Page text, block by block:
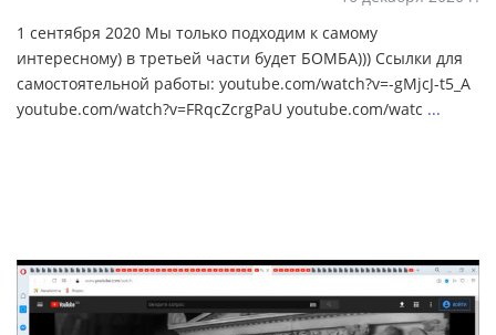
1 сентября 2020 Мы только подходим к самому
интересному) в третьей части будет БОМБА))) Ссылки для
самостоятельной работы: youtube.com/watch?v=-gMjcJ-t5_A
youtube.com/watch?v=FRqcZcrgPaU youtube.com/watc ...